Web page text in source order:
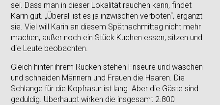
sei. Dass man in dieser Lokalität rauchen kann, findet
Karin gut. „Überall ist es ja inzwischen verboten“, ergänzt
sie. Viel will Karin an diesem Spätnachmittag nicht mehr
machen, außer noch ein Stück Kuchen essen, sitzen und
die Leute beobachten.
Gleich hinter ihrem Rücken stehen Friseure und waschen
und schneiden Männern und Frauen die Haaren. Die
Schlange für die Kopfrasur ist lang. Aber die Gäste sind
geduldig. Überhaupt wirken die insgesamt 2.800